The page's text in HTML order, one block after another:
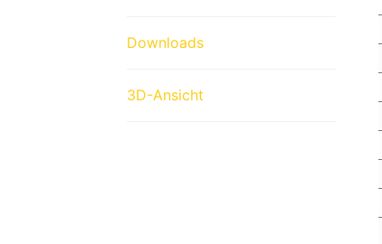
Downloads
3D-Ansicht